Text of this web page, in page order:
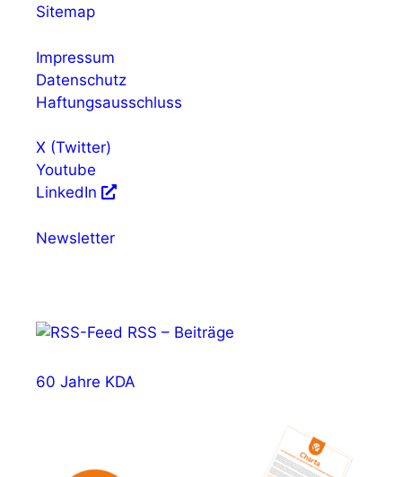
Sitemap
Impressum
Datenschutz
Haftungsausschluss
X (Twitter)
Youtube
LinkedIn
Newsletter
RSS – Beiträge
60 Jahre KDA